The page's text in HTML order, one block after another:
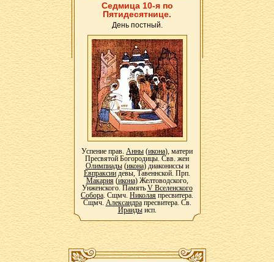
Седмица 10-я по
Пятидесятнице.
День постный.
Успение прав. Анны (икона), матери
Пресвятой Богородицы. Свв. жен
Олимпиады(икона) диакониссы и
Евпраксии девы, Тавеннской. Прп.
Макария(икона) Желтоводского,
Унженского. Память V Вселенского
Собора. Сщмч. Николая пресвитера.
Сщмч. Александрапресвитера. Св.
Ираидыисп.